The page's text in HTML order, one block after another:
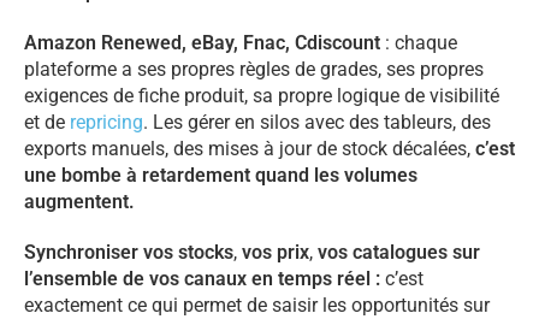
Amazon Renewed, eBay, Fnac, Cdiscount : chaque
plateforme a ses propres règles de grades, ses propres
exigences de fiche produit, sa propre logique de visibilité
et de repricing. Les gérer en silos avec des tableurs, des
exports manuels, des mises à jour de stock décalées, c’est
une bombe à retardement quand les volumes
augmentent.
Synchroniser vos stocks, vos prix, vos catalogues sur
l’ensemble de vos canaux en temps réel : c’est
exactement ce qui permet de saisir les opportunités sur